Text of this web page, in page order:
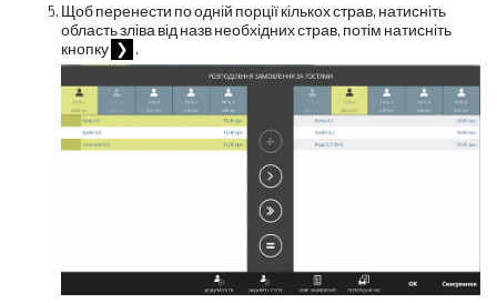
Щоб перенести по одній порції кількох страв, натисніть
область зліва від назв необхідних страв, потім натисніть
кнопку ❯ .